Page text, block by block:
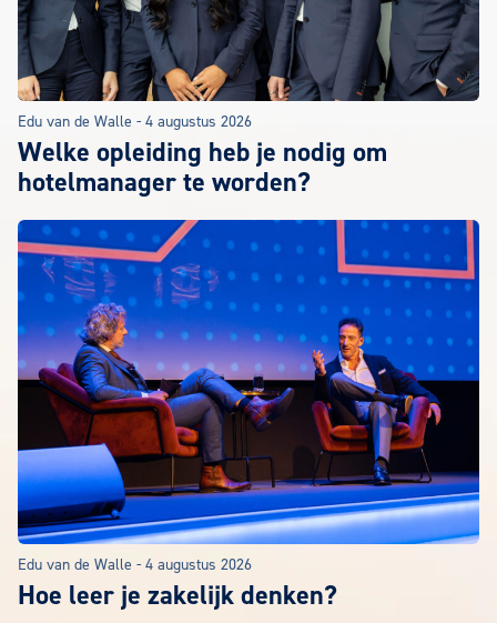
Edu van de Walle - 4 augustus 2026
Welke opleiding heb je nodig om
hotelmanager te worden?
Edu van de Walle - 4 augustus 2026
Hoe leer je zakelijk denken?